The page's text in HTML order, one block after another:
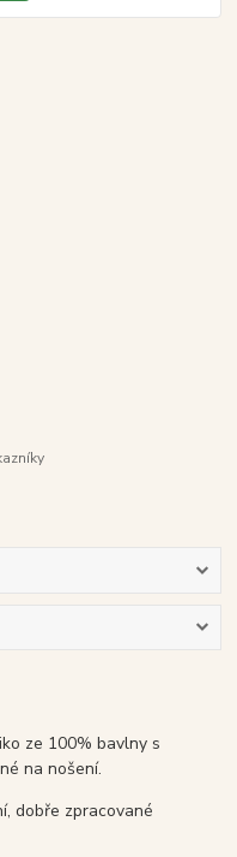
ze 100% bavlny s
na nošení.
dobře zpracované